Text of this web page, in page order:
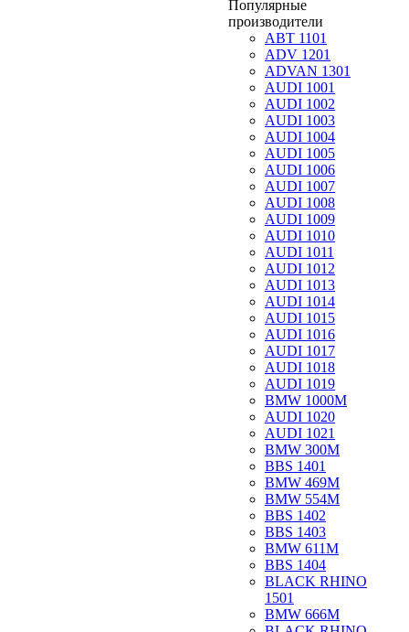
Популярные
производители
ABT 1101
ADV 1201
ADVAN 1301
AUDI 1001
AUDI 1002
AUDI 1003
AUDI 1004
AUDI 1005
AUDI 1006
AUDI 1007
AUDI 1008
AUDI 1009
AUDI 1010
AUDI 1011
AUDI 1012
AUDI 1013
AUDI 1014
AUDI 1015
AUDI 1016
AUDI 1017
AUDI 1018
AUDI 1019
BMW 1000M
AUDI 1020
AUDI 1021
BMW 300M
BBS 1401
BMW 469M
BMW 554M
BBS 1402
BBS 1403
BMW 611M
BBS 1404
BLACK RHINO
1501
BMW 666M